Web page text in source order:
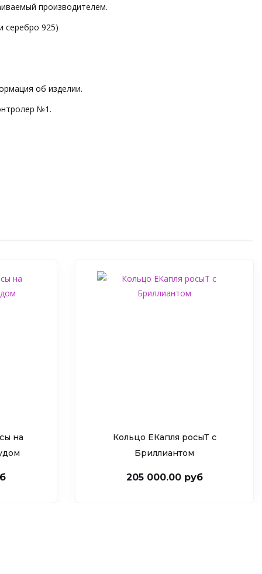
производителем.
серебро 925)
об изделии.
№1.
на
Кольцо ЕКапля росыТ c
Бриллиантом
205 000.00 руб